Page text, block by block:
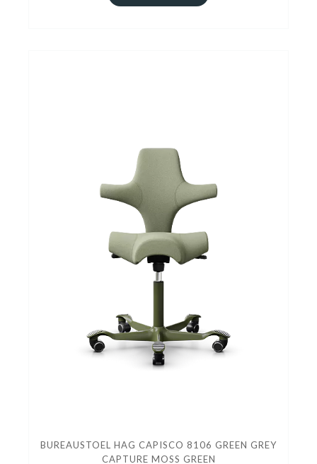
BUREAUSTOEL HAG CAPISCO 8106 GREEN GREY
CAPTURE MOSS GREEN